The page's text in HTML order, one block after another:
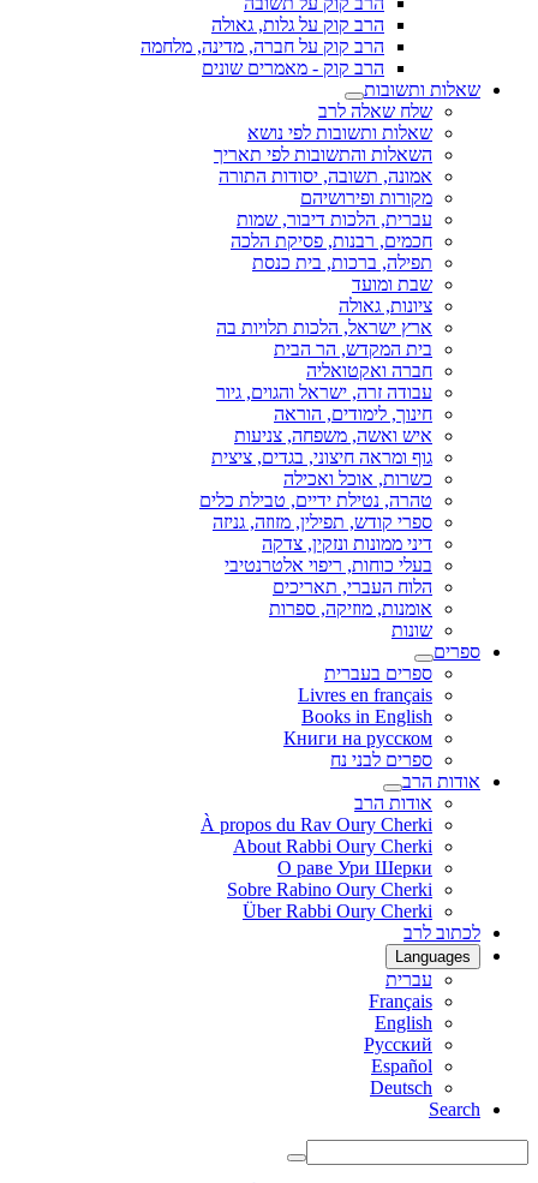
הרב קוק על גלות, גאולה
הרב קוק על חברה, מדינה, מלחמה
הרב קוק - מאמרים שונים
שאלות ותשובות
שלח שאלה לרב
שאלות ותשובות לפי נושא
השאלות והתשובות לפי תאריך
אמונה, תשובה, יסודות התורה
מקורות ופירושיהם
עברית, הלכות דיבור, שמות
חכמים, רבנות, פסיקת הלכה
תפילה, ברכות, בית כנסת
שבת ומועד
ציונות, גאולה
ארץ ישראל, הלכות תלויות בה
בית המקדש, הר הבית
חברה ואקטואליה
עבודה זרה, ישראל והגוים, גיור
חינוך, לימודים, הוראה
איש ואשה, משפחה, צניעות
גוף ומראה חיצוני, בגדים, ציצית
כשרות, אוכל ואכילה
טהרה, נטילת ידיים, טבילת כלים
ספרי קודש, תפילין, מזוזה, גניזה
דיני ממונות ונזקין, צדקה
בעלי כוחות, ריפוי אלטרנטיבי
הלוח העברי, תאריכים
אומנות, מוזיקה, ספרות
שונות
ספרים
ספרים בעברית
Livres en français
Books in English
Книги на русском
ספרים לבני נח
אודות הרב
אודות הרב
À propos du Rav Oury Cherki
About Rabbi Oury Cherki
О раве Ури Шерки
Sobre Rabino Oury Cherki
Über Rabbi Oury Cherki
לכתוב לרב
Languages
עברית
Français
English
Русский
Español
Deutsch
Search